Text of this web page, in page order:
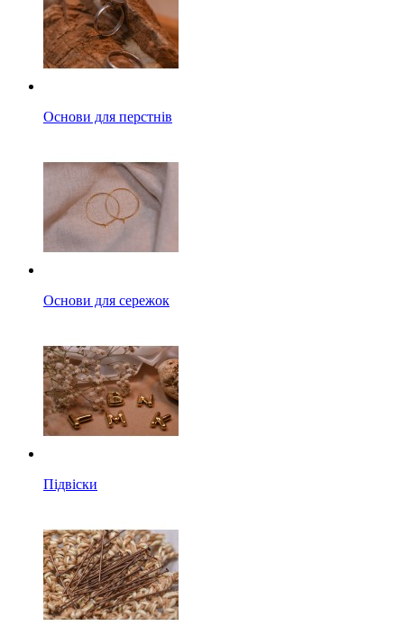
Основи для перстнів
Основи для сережок
Підвіски